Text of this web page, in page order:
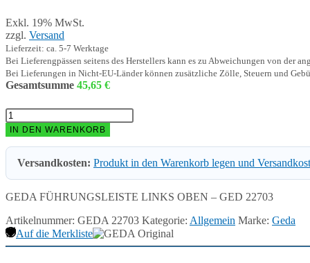
Exkl. 19% MwSt.
zzgl. Versand
Lieferzeit: ca. 5-7 Werktage
Bei Lieferengpässen seitens des Herstellers kann es zu Abweichungen von der
Bei Lieferungen in Nicht-EU-Länder können zusätzliche Zölle, Steuern und
Gesamtsumme 45,65 €
GEDA
FÜHRUNGSLEISTE
LINKS
OBEN
GED
Menge
IN DEN WARENKORB
Versandkosten: Produkt in den Warenkorb legen und
GEDA FÜHRUNGSLEISTE LINKS OBEN – GED 22703
Artikelnummer: GEDA 22703 Kategorie: Allgemein Marke: Geda
Auf die Merkliste